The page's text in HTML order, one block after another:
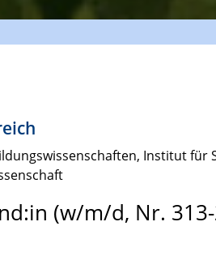
Institut für
(w/m/d, Nr.